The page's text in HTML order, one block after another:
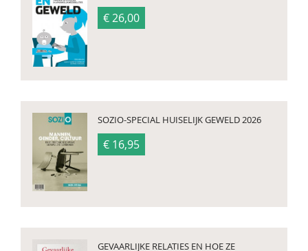
€ 26,00
SOZIO-SPECIAL HUISELIJK GEWELD 2026
€ 16,95
GEVAARLIJKE RELATIES EN HOE ZE